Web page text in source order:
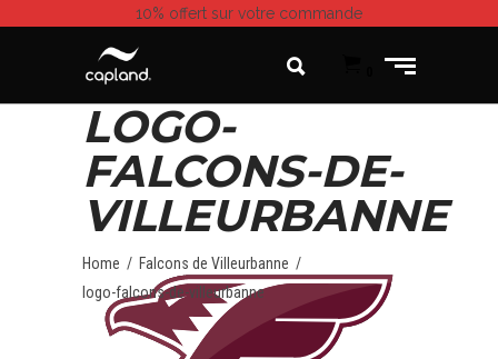
10% offert sur votre commande
LOGO-
FALCONS-DE-
VILLEURBANNE
Home / Falcons de Villeurbanne /
logo-falcons-de-villeurbanne